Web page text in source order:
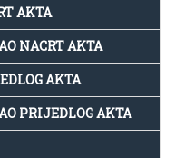
AKTA
NACRT AKTA
AKTA
PRIJEDLOG AKTA